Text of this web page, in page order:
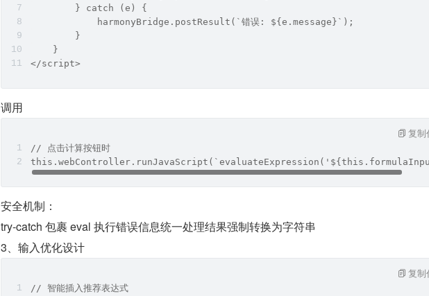
        } catch (e) {
            harmonyBridge.postResult(`错误: ${e.message}`);
        }
    }
</script>
调用
// 点击计算按钮时
复制
安全机制：
try-catch 包裹 eval 执行错误信息统一处理结果强制转换为字符串
3、输入优化设计
// 智能插入推荐表达式
复制